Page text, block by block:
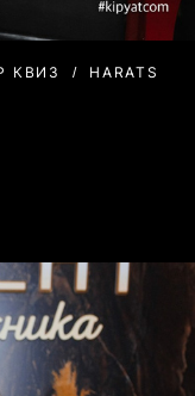
КВИЗ HARATS